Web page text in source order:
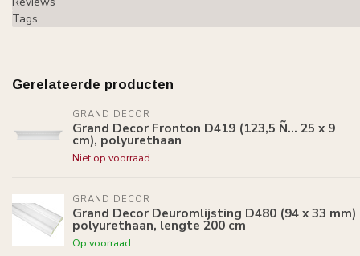
Tags
Gerelateerde producten
GRAND DECOR
Grand Decor Fronton D419 (123,5 Ñ… 25 x 9
cm), polyurethaan
Niet op voorraad
GRAND DECOR
Grand Decor Deuromlijsting D480 (94 x 33 mm)
polyurethaan, lengte 200 cm
Op voorraad